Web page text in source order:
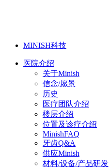
MINISH科技
医院介绍
关于Minish
信念/愿景
历史
医疗团队介绍
楼层介绍
位置及诊疗介绍
MinishFAQ
牙齿Q&A
供应Minish
材料/设备/产品研发